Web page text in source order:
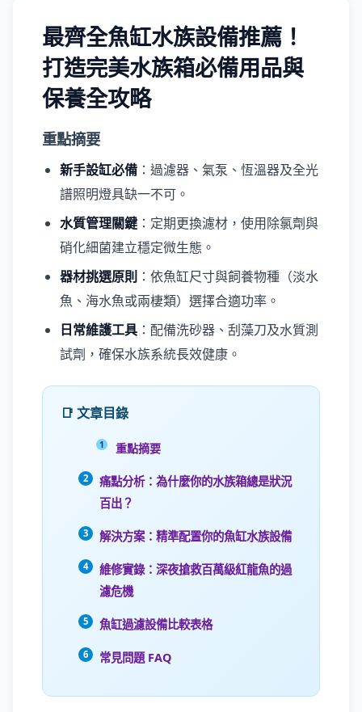
最齊全魚缸水族設備推薦！
打造完美水族箱必備用品與
保養全攻略
重點摘要
新手設缸必備 ：過濾器、氣泵、恆溫器及全光
譜照明燈具缺一不可。
水質管理關鍵 ：定期更換濾材，使用除氯劑與
硝化細菌建立穩定微生態。
器材挑選原則 ：依魚缸尺寸與飼養物種（淡水
魚、海水魚或兩棲類）選擇合適功率。
日常維護工具 ：配備洗砂器、刮藻刀及水質測
試劑，確保水族系統長效健康。
📑 文章目錄
重點摘要
痛點分析：為什麼你的水族箱總是狀況
百出？
解決方案：精準配置你的魚缸水族設備
維修實錄：深夜搶救百萬級紅龍魚的過
濾危機
魚缸過濾設備比較表格
常見問題 FAQ